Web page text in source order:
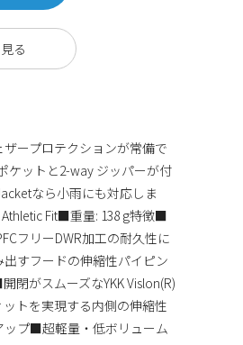
ープロテクションが常備で
ケットと2-way ジッパーが付
なら小雨にも対応しま
Fit■重量: 138 g特徴■
フリーDWR加工の耐久性に
すフードの伸縮性パイピン
がスムーズなYKK Vislon(R)
トを実現する内側の伸縮性
プ■超軽量・低ボリューム